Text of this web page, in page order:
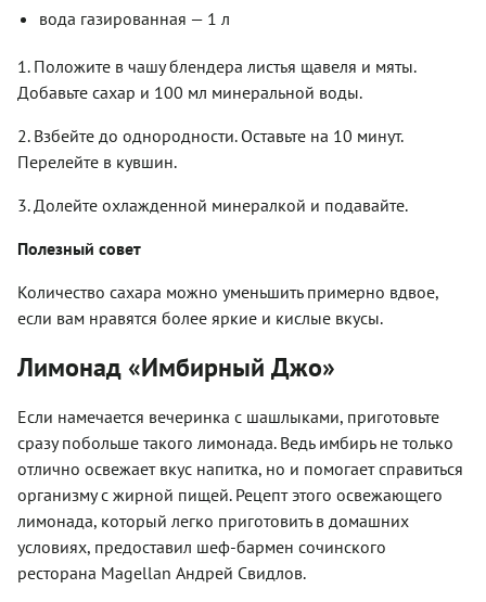
вода газированная — 1 л
1. Положите в чашу блендера листья щавеля и мяты.
Добавьте сахар и 100 мл минеральной воды.
2. Взбейте до однородности. Оставьте на 10 минут.
Перелейте в кувшин.
3. Долейте охлажденной минералкой и подавайте.
Полезный совет
Количество сахара можно уменьшить примерно вдвое,
если вам нравятся более яркие и кислые вкусы.
Лимонад «Имбирный Джо»
Если намечается вечеринка с шашлыками, приготовьте
сразу побольше такого лимонада. Ведь имбирь не только
отлично освежает вкус напитка, но и помогает справиться
организму с жирной пищей. Рецепт этого освежающего
лимонада, который легко приготовить в домашних
условиях, предоставил шеф-бармен сочинского
ресторана Magellan Андрей Свидлов.